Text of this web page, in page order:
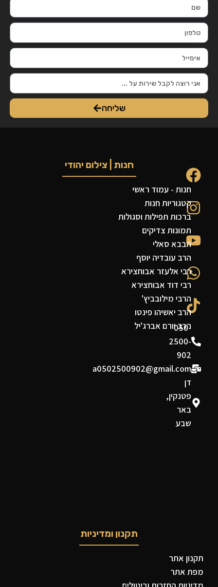
שליחה
050-
2500-
902
a0502500902@gmail.com
דן
פטנקין,
באר
שבע
חנות | צילום יהודי
חנות - עמוד ראשי
קטגוריות חנות
ברכות תפילות וסגולות
תמונות צדיקים
הבבא סאלי
הרב עובדיה יוסף
רבי אלעזר אבוחצירא
רבי דוד אבוחצירא
הרבי מילובביץ'
הרב יאשיהו פינטו
הרב יורם אברג'יל
תקנון ומדיניות
תקנון אתר
מפת אתר